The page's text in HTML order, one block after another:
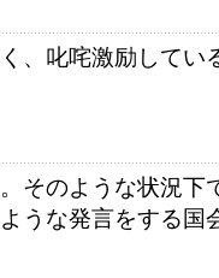
、叱咤激励してい
そのような状況下
うな発言をする国